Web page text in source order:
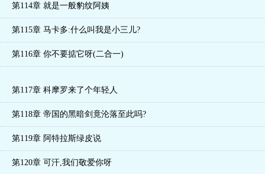
第114章 就是一般豹纹阿姨
第115章 马卡多:什么叫我是小三儿?
第116章 你不要掂它呀(二合一)
第117章 科摩罗来了个年轻人
第118章 帝国的黑暗剑竟沦落至此吗?
第119章 阿特拉斯绿皮说
第120章 可汗,我们敬爱你呀